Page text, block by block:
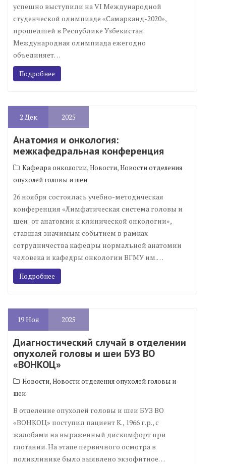
успешно выступили на VI Международной
студенческой олимпиаде «Самарканд-2020»,
прошедшей в Республике Узбекистан.
Международная олимпиада ежегодно
объединяет…
Подробнее
2 Дек 2025
Анатомия и онкология:
межкафедральная конференция
Кафедра онкологии,Новости,Новости отделения
опухолей головы и шеи
26 ноября состоялась учебно-методическая
конференция «Лимфатическая система головы и
шеи: от анатомии к клинической онкологии»,
ставшая значимым событием в рамках
сотрудничества кафедры нормальной анатомии
человека и кафедры онкологии ВГМУ им.…
Подробнее
19Ноя 2025
Диагностический случай в отделении
опухолей головы и шеи БУЗ ВО
«ВОНКОЦ»
Новости,Новости отделения опухолей головы и
шеи
В отделение опухолей головы и шеи БУЗ ВО
«ВОНКОЦ» поступил пациент К., 1966 г.р., с
жалобами на выраженный дискомфорт при
глотании. На этапе первичного осмотра в
поликлинике было выявлено экзофитное…